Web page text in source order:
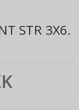
STR 3X6.